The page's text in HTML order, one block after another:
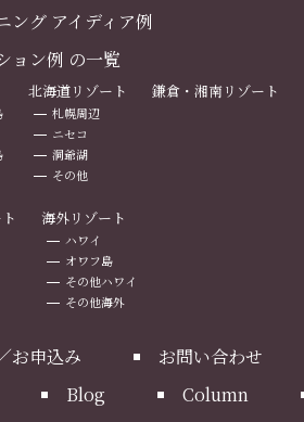
ング アイディア例
ョン例 の一覧
北海道リゾート
札幌周辺
ニセコ
洞爺湖
その他
鎌倉・湘南リゾート
海外リゾート
ハワイ
オワフ島
その他ハワイ
その他海外
お申込み お問い合わせ
Blog Column